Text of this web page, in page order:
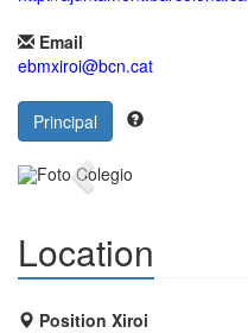
Email
ebmxiroi@bcn.cat
Principal
Previous
Location
Position Xiroi